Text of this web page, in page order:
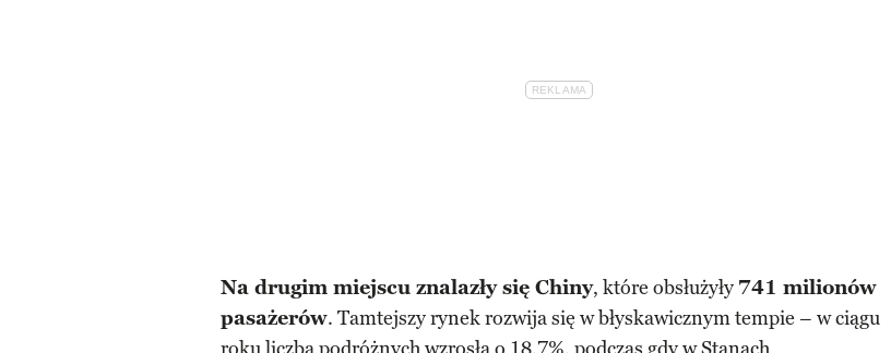
Na drugim miejscu znalazły się Chiny, które obsłużyły 741 milionów
pasażerów. Tamtejszy rynek rozwija się w błyskawicznym tempie – w ciągu